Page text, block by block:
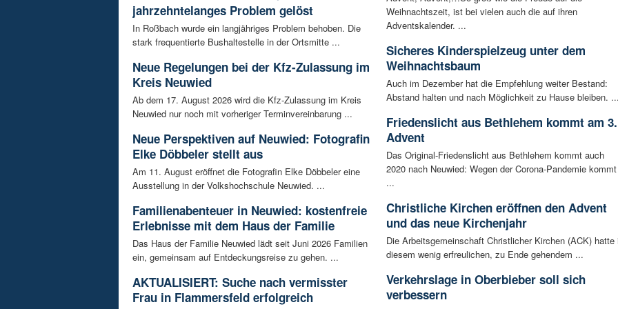
jahrzehntelanges Problem gelöst
In Roßbach wurde ein langjähriges Problem behoben. Die
stark frequentierte Bushaltestelle in der Ortsmitte ...
Neue Regelungen bei der Kfz-Zulassung im
Kreis Neuwied
Ab dem 17. August 2026 wird die Kfz-Zulassung im Kreis
Neuwied nur noch mit vorheriger Terminvereinbarung ...
Neue Perspektiven auf Neuwied: Fotografin
Elke Döbbeler stellt aus
Am 11. August eröffnet die Fotografin Elke Döbbeler eine
Ausstellung in der Volkshochschule Neuwied. ...
Familienabenteuer in Neuwied: kostenfreie
Erlebnisse mit dem Haus der Familie
Das Haus der Familie Neuwied lädt seit Juni 2026 Familien
ein, gemeinsam auf Entdeckungsreise zu gehen. ...
AKTUALISIERT: Suche nach vermisster
Frau in Flammersfeld erfolgreich
Weihnachtszeit, ist bei vielen auch die auf ihren
Adventskalender. ...
Sicheres Kinderspielzeug unter dem
Weihnachtsbaum
Auch im Dezember hat die Empfehlung weiter Bestand:
Abstand halten und nach Möglichkeit zu Hause bleiben.
Friedenslicht aus Bethlehem kommt am 3.
Advent
Das Original-Friedenslicht aus Bethlehem kommt auch
2020 nach Neuwied: Wegen der Corona-Pandemie kommt
...
Christliche Kirchen eröffnen den Advent
und das neue Kirchenjahr
Die Arbeitsgemeinschaft Christlicher Kirchen (ACK) hatte
diesem wenig erfreulichen, zu Ende gehendem ...
Verkehrslage in Oberbieber soll sich
verbessern